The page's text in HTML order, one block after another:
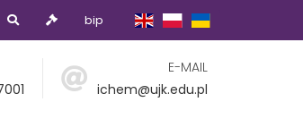
bip
E-MAIL
ichem@ujk.edu.pl